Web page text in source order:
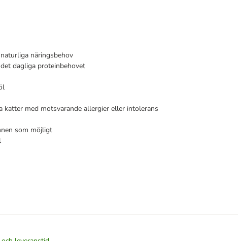
näringsbehov
dagliga proteinbehovet
katter med motsvarande allergier eller intolerans
som möjligt